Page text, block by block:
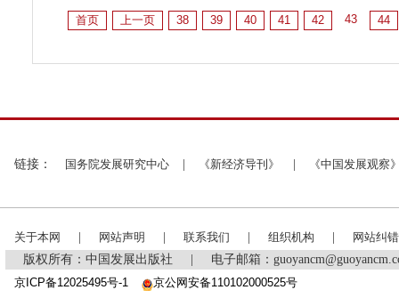
首页 上一页 38 39 40 41 42 43 44
链接： 国务院发展研究中心 《新经济导刊》 《中国发展观察
关于本网 网站声明 联系我们 组织机构
网站纠错
版权所有：中国发展出版社
电子邮箱：
京ICP备12025495号-1
京公网安备110102000525号